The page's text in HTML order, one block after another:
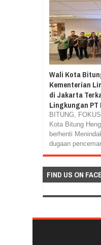
Wali Kota
Kementerian
di Jakarta
Lingkungan
BITUNG,
Kota Bitung
berhenti
dugaan
FIND US ON